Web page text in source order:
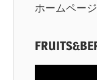
ホームペー